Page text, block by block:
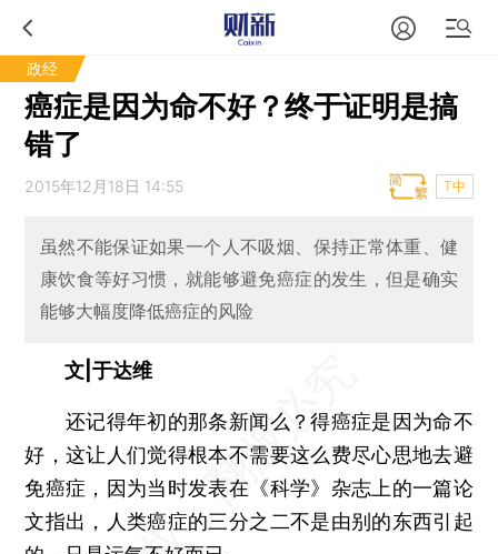
政经
癌症是因为命不好？终于证明是搞
错了
2015年12月18日 14:55 T中
虽然不能保证如果一个人不吸烟、保持正常体重、健
康饮食等好习惯，就能够避免癌症的发生，但是确实
能够大幅度降低癌症的风险
文|于达维
还记得年初的那条新闻么？得癌症是因为命不
好，这让人们觉得根本不需要这么费尽心思地去避
免癌症，因为当时发表在《科学》杂志上的一篇论
文指出，人类癌症的三分之二不是由别的东西引起